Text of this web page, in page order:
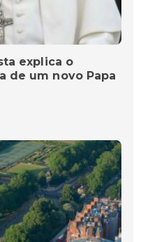
explica o
de um novo Papa